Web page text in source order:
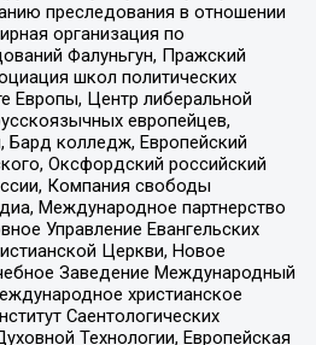
преследования в отношении
организация по
Фалуньгун, Пражский
школ политических
Европы, Центр либеральной
европейцев,
колледж, Европейский
Оксфордский российский
Компания свободы
Международное партнерство
Управление Евангельских
Церкви, Новое
Заведение Международный
христианское
Саентологических
Технологии, Европейская